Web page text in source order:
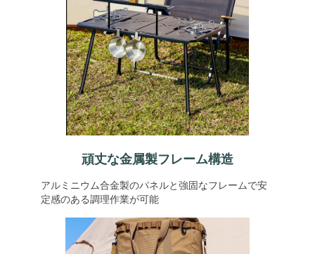
頑丈な金属製フレーム構造
アルミニウム合金製のパネルと強固なフレームで安
定感のある調理作業が可能